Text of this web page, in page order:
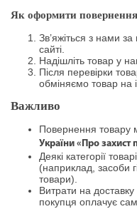
Як оформити
Зв’яжіться з нами
сайті.
Надішліть товар у
Після перевірки
обміняємо товар на
Важливо
Повернення товару
України «Про захист
Деякі категорії
(наприклад, засоби
товари).
Витрати на
покупця оплачує